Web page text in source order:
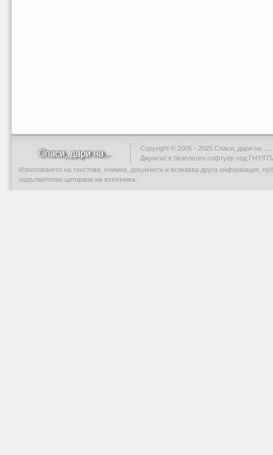
Copyright © 2005 - 2025 Спаси, дари на .....
Джумла! е безплатен софтуер под ГНУ/
Използването на текстове, снимки, документи и всякаква друга информация,
задължително цитиране на източника.